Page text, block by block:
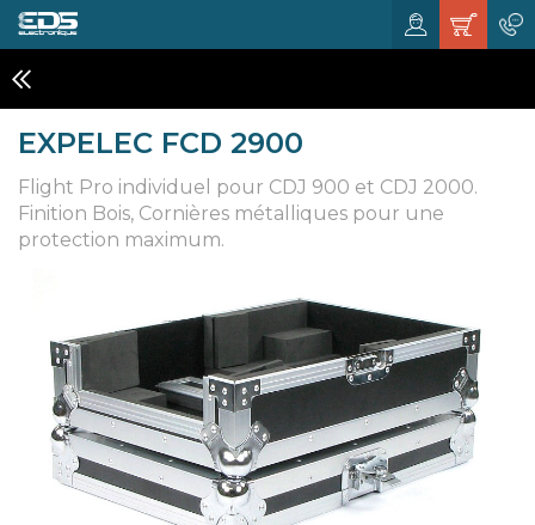
EXPELEC FCD 2900
Flight Pro individuel pour CDJ 900 et CDJ 2000.
Finition Bois, Cornières métalliques pour une
protection maximum.